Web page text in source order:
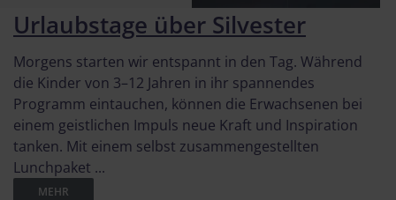
Urlaubstage über Silvester
Morgens starten wir entspannt in den Tag. Während
die Kinder von 3–12 Jahren in ihr spannendes
Programm eintauchen, können die Erwachsenen bei
einem geistlichen Impuls neue Kraft und Inspiration
tanken. Mit einem selbst zusammengestellten
Lunchpaket ...
MEHR